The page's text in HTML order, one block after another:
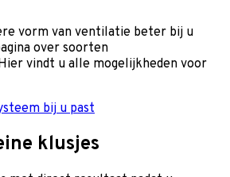
vorm van ventilatie beter bij u
over soorten
vindt u alle mogelijkheden voor
bij u past
klusjes